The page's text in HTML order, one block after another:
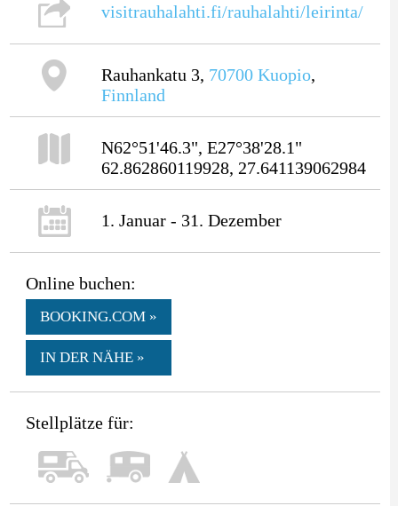
visitrauhalahti.fi/rauhalahti/leirinta/
Rauhankatu 3, 70700 Kuopio,
Finnland
N62°51'46.3", E27°38'28.1"
62.862860119928, 27.641139062984
1. Januar - 31. Dezember
Online buchen:
BOOKING.COM »
IN DER NÄHE »
Stellplätze für: